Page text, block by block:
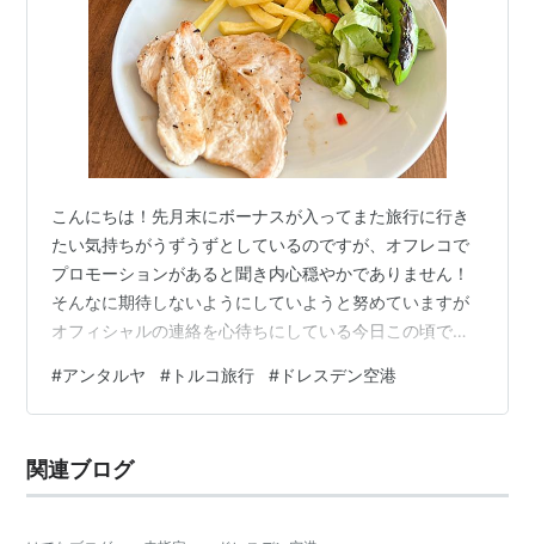
こんにちは！先月末にボーナスが入ってまた旅行に行き
たい気持ちがうずうずとしているのですが、オフレコで
プロモーションがあると聞き内心穏やかでありません！
そんなに期待しないようにしていようと努めていますが
オフィシャルの連絡を心待ちにしている今日この頃で
テルとレストランに続いて、ドレスデンからトルコ＝EU
圏外へ出るということに関して感じたことなど記録して
初めての国際便 搭乗前の呼び出しと出国審査 トルコ国内
で困ったこと 鯖サンドはアンタルヤにはない まとめ ド
#アンタルヤ # トルコ旅行 # ドレスデン空港
関連ブログ